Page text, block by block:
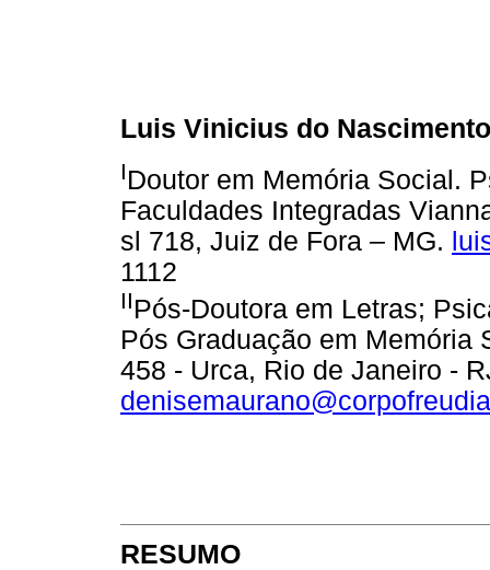
Luis Vinicius do Nascimento
IDoutor em Memória Social.
Faculdades Integradas
sl 718, Juiz de Fora – MG.
1112
IIPós-Doutora em Letras;
Pós Graduação em Memória
458 - Urca, Rio de Janeiro -
RESUMO